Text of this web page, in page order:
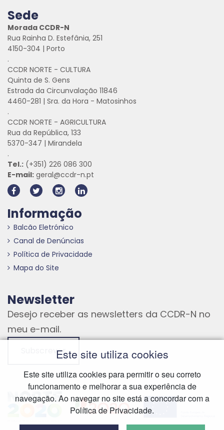
Sede
Morada CCDR-N
Rua Rainha D. Estefânia, 251
4150-304 | Porto
.
CCDR NORTE - CULTURA
Quinta de S. Gens
Estrada da Circunvalação 11846
4460-281 | Sra. da Hora - Matosinhos
.
CCDR NORTE - AGRICULTURA
Rua da República, 133
5370-347 | Mirandela
.
Tel.: (+351) 226 086 300
E-mail: geral@ccdr-n.pt
Informação
Balcão Eletrónico
Canal de Denúncias
Política de Privacidade
Mapa do Site
Newsletter
Desejo receber as newsletters da CCDR-N no
meu e-mail.
Subscrever
Hiperligação externaHiperligação externaHiperligação externa
Este site utiliza cookies
Este site utiliza cookies para permitir o seu correto
funcionamento e melhorar a sua experiência de
navegação. Ao navegar no site está a concordar com a
Política de Privacidade.